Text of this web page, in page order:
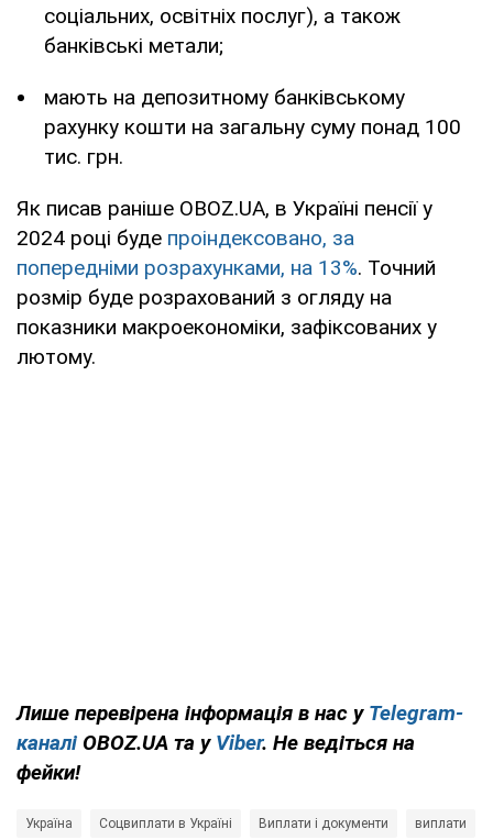
соціальних, освітніх послуг), а також
банківські метали;
мають на депозитному банківському
рахунку кошти на загальну суму понад 100
тис. грн.
Як писав раніше OBOZ.UA, в Україні пенсії у
2024 році буде проіндексовано, за
попередніми розрахунками, на 13%. Точний
розмір буде розрахований з огляду на
показники макроекономіки, зафіксованих у
лютому.
Лише перевірена інформація в нас у Telegram-
каналі OBOZ.UA та у Viber. Не ведіться на
фейки!
Україна Соцвиплати в Україні Виплати і документи виплати